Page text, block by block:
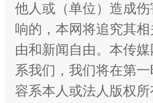
揭批美国五大"原罪"
他人或（单位）造成
响的，本网将追究其
由和新闻自由。本传
系我们，我们将在第
容系本人或法人版权